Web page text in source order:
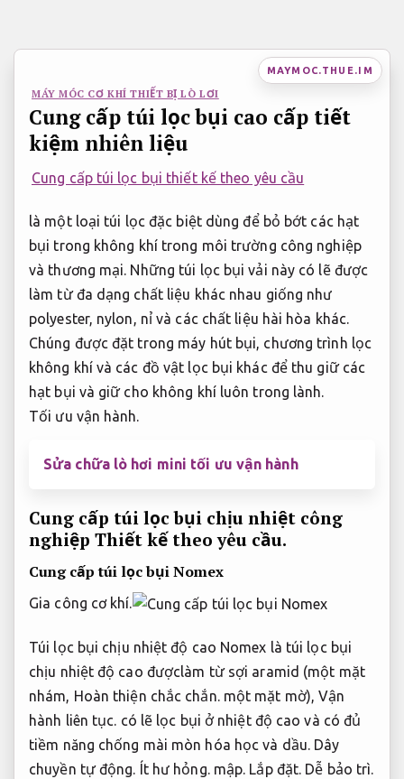
MAYMOC.THUE.IM
MÁY MÓC CƠ KHÍ THIẾT BỊ LÒ LƠI
Cung cấp túi lọc bụi cao cấp tiết
kiệm nhiên liệu
Cung cấp túi lọc bụi thiết kế theo yêu cầu
là một loại túi lọc đặc biệt dùng để bỏ bớt các hạt
bụi trong không khí trong môi trường công nghiệp
và thương mại. Những túi lọc bụi vải này có lẽ được
làm từ đa dạng chất liệu khác nhau giống như
polyester, nylon, nỉ và các chất liệu hài hòa khác.
Chúng được đặt trong máy hút bụi, chương trình lọc
không khí và các đồ vật lọc bụi khác để thu giữ các
hạt bụi và giữ cho không khí luôn trong lành.
Tối ưu vận hành.
Sửa chữa lò hơi mini tối ưu vận hành
Cung cấp túi lọc bụi chịu nhiệt công
nghiệp Thiết kế theo yêu cầu.
Cung cấp túi lọc bụi Nomex
Gia công cơ khí.
Túi lọc bụi chịu nhiệt độ cao Nomex là túi lọc bụi
chịu nhiệt độ cao đượclàm từ sợi aramid (một mặt
nhám, Hoàn thiện chắc chắn.một mặt mờ),Vận
hành liên tục. có lẽ lọc bụi ở nhiệt độ cao và có đủ
tiềm năng chống mài mòn hóa học và dầu. Dây
chuyền tự động. Ít hư hỏng.mập. Lắp đặt. Dễ bảo trì.